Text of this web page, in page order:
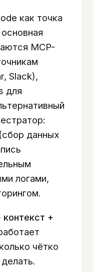
как точка
MCP-
Slack),
для
данных
логами,
+
чётко